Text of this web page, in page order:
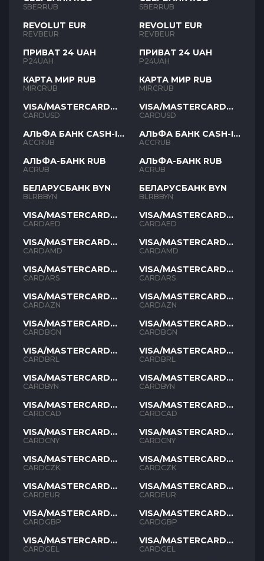
SBERRUB
REVOLUT EUR
REVBEUR
ПРИВАТ 24 UAH
P24UAH
КАРТА МИР RUB
MIRCRUB
VISA/MASTERCARD
USD
CARDUSD
АЛЬФА БАНК CASH-IN
RUB
ACCRUB
АЛЬФА-БАНК RUB
ACRUB
БЕЛАРУСБАНК BYN
BLRBBYN
VISA/MASTERCARD
AED
CARDAED
VISA/MASTERCARD
AMD
CARDAMD
VISA/MASTERCARD
ARS
CARDARS
VISA/MASTERCARD
AZN
CARDAZN
VISA/MASTERCARD
BGN
CARDBGN
VISA/MASTERCARD
BRL
CARDBRL
VISA/MASTERCARD
BYN
CARDBYN
VISA/MASTERCARD
CAD
CARDCAD
VISA/MASTERCARD
CNY
CARDCNY
VISA/MASTERCARD
CZK
CARDCZK
VISA/MASTERCARD
EUR
CARDEUR
VISA/MASTERCARD
GBP
CARDGBP
VISA/MASTERCARD
GEL
CARDGEL
SBERRUB
REVOLUT EUR
REVBEUR
ПРИВАТ 24 UAH
P24UAH
КАРТА МИР RUB
MIRCRUB
VISA/MASTERCARD
USD
CARDUSD
АЛЬФА БАНК CASH-IN
RUB
ACCRUB
АЛЬФА-БАНК RUB
ACRUB
БЕЛАРУСБАНК BYN
BLRBBYN
VISA/MASTERCARD
AED
CARDAED
VISA/MASTERCARD
AMD
CARDAMD
VISA/MASTERCARD
ARS
CARDARS
VISA/MASTERCARD
AZN
CARDAZN
VISA/MASTERCARD
BGN
CARDBGN
VISA/MASTERCARD
BRL
CARDBRL
VISA/MASTERCARD
BYN
CARDBYN
VISA/MASTERCARD
CAD
CARDCAD
VISA/MASTERCARD
CNY
CARDCNY
VISA/MASTERCARD
CZK
CARDCZK
VISA/MASTERCARD
EUR
CARDEUR
VISA/MASTERCARD
GBP
CARDGBP
VISA/MASTERCARD
GEL
CARDGEL